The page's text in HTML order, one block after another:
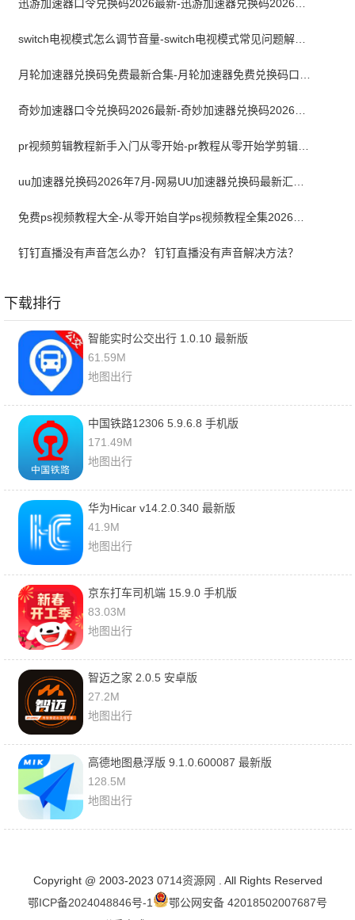
switch电视模式怎么调节音量-switch电视模式常见问题解决方案
pr视频剪辑教程新手入门从零开始-pr教程从零开始学剪辑全集免费
钉钉直播没有声音怎么办？ 钉钉直播没有声音解决方法？
下载排行
智能实时公交出行 1.0.10 最新版
61.59M
地图出行
中国铁路12306 5.9.6.8 手机版
171.49M
地图出行
华为Hicar v14.2.0.340 最新版
41.9M
地图出行
京东打车司机端 15.9.0 手机版
83.03M
地图出行
智迈之家 2.0.5 安卓版
27.2M
地图出行
高德地图悬浮版 9.1.0.600087 最新版
128.5M
地图出行
Copyright @ 2003-2023 0714资源网 . All Rights Reserved
鄂ICP备2024048846号-1
鄂公网安备 42018502007687号